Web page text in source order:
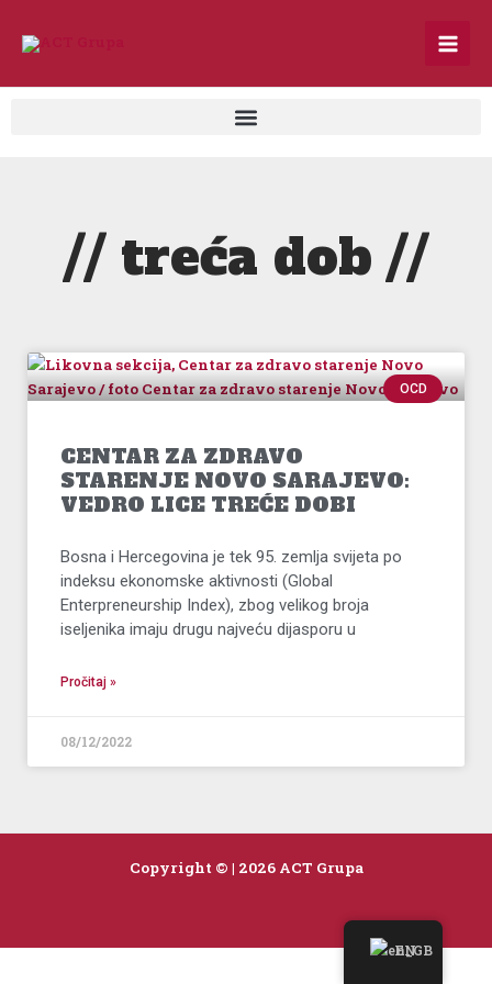
content
// treća dob //
OCD
CENTAR ZA ZDRAVO
STARENJE NOVO SARAJEVO:
VEDRO LICE TREĆE DOBI
Bosna i Hercegovina je tek 95. zemlja svijeta po
indeksu ekonomske aktivnosti (Global
Enterpreneurship Index), zbog velikog broja
iseljenika imaju drugu najveću dijasporu u
Pročitaj »
08/12/2022
Copyright © | 2026 ACT Grupa
EN